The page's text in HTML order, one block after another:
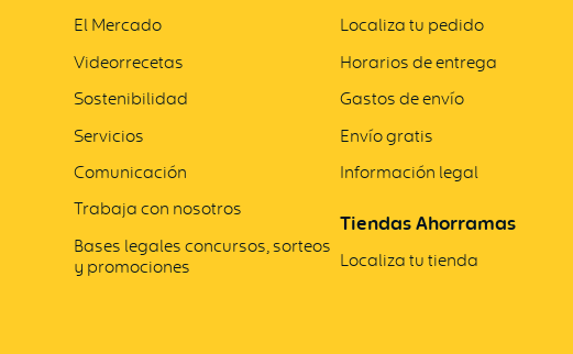
El Mercado
Videorrecetas
Sostenibilidad
Servicios
Comunicación
Trabaja con nosotros
Bases legales concursos, sorteos
y promociones
Localiza tu pedido
Horarios de entrega
Gastos de envío
Envío gratis
Información legal
Tiendas Ahorramas
Localiza tu tienda